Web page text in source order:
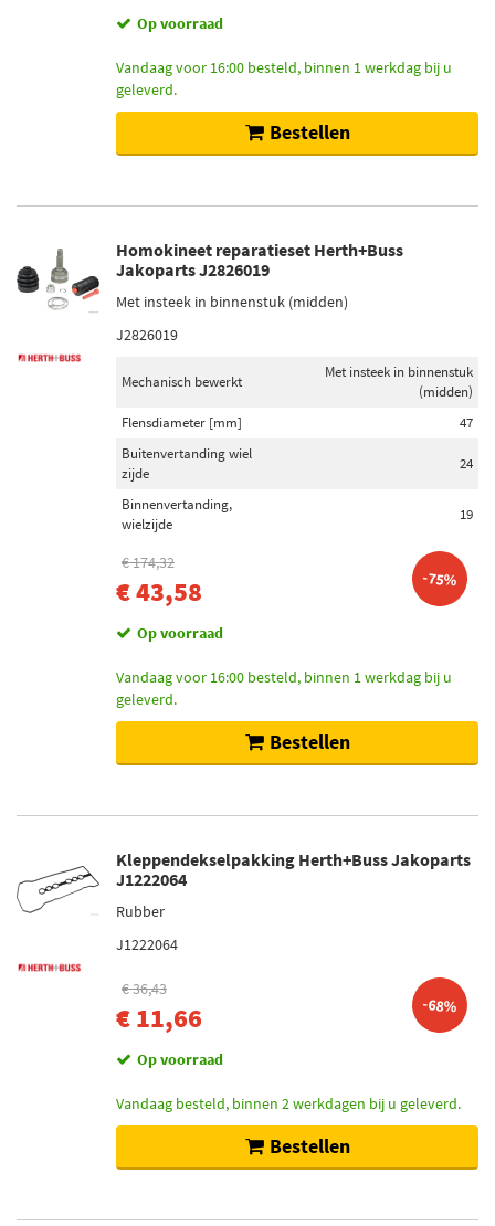
Niet op voorraad (17877)
Op voorraad
Vandaag voor 16:00 besteld, binnen 1 werkdag bij u
geleverd.
Bestellen
Homokineet reparatieset Herth+Buss
Jakoparts J2826019
Met insteek in binnenstuk (midden)
J2826019
Mechanisch bewerkt
Met insteek in binnenstuk
(midden)
Flensdiameter [mm]
47
Buitenvertanding wiel
zijde
24
Binnenvertanding,
wielzijde
19
€ 174,32
€ 43,58 -75%
Op voorraad
Vandaag voor 16:00 besteld, binnen 1 werkdag bij u
geleverd.
Bestellen
Kleppendekselpakking Herth+Buss Jakoparts
J1222064
Rubber
J1222064
€ 36,43
€ 11,66 -68%
Op voorraad
Vandaag besteld, binnen 2 werkdagen bij u geleverd.
Bestellen